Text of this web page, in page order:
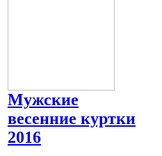
Мужские
весенние куртки
2016